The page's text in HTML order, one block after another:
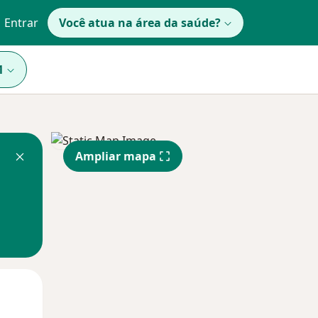
Entrar Você atua na área da saúde?
Ampliar mapa